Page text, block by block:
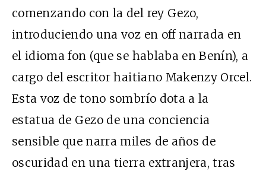
comenzando con la del rey Gezo,
introduciendo una voz en off narrada en
el idioma fon (que se hablaba en Benín), a
cargo del escritor haitiano Makenzy Orcel.
Esta voz de tono sombrío dota a la
estatua de Gezo de una conciencia
sensible que narra miles de años de
oscuridad en una tierra extranjera, tras